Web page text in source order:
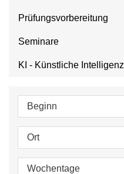
Prüfungsvorbereitung
Seminare
KI - Künstliche Intelligenz
Beginn
Ort
Wochentage